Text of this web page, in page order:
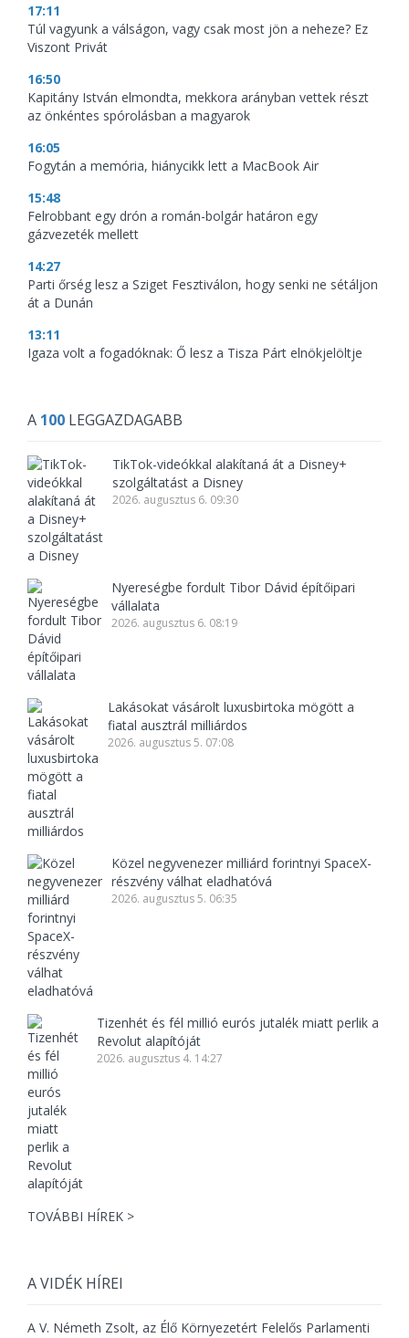
17:11
Túl vagyunk a válságon, vagy csak most jön a neheze? Ez
Viszont Privát
16:50
Kapitány István elmondta, mekkora arányban vettek részt
az önkéntes spórolásban a magyarok
16:05
Fogytán a memória, hiánycikk lett a MacBook Air
15:48
Felrobbant egy drón a román-bolgár határon egy
gázvezeték mellett
14:27
Parti őrség lesz a Sziget Fesztiválon, hogy senki ne sétáljon
át a Dunán
13:11
Igaza volt a fogadóknak: Ő lesz a Tisza Párt elnökjelöltje
A 100 LEGGAZDAGABB
TikTok-videókkal alakítaná át a Disney+
szolgáltatást a Disney
2026. augusztus 6. 09:30
Nyereségbe fordult Tibor Dávid építőipari
vállalata
2026. augusztus 6. 08:19
Lakásokat vásárolt luxusbirtoka mögött a
fiatal ausztrál milliárdos
2026. augusztus 5. 07:08
Közel negyvenezer milliárd forintnyi SpaceX-
részvény válhat eladhatóvá
2026. augusztus 5. 06:35
Tizenhét és fél millió eurós jutalék miatt perlik a
Revolut alapítóját
2026. augusztus 4. 14:27
TOVÁBBI HÍREK >
A VIDÉK HÍREI
A V. Németh Zsolt, az Élő Környezetért Felelős Parlamenti